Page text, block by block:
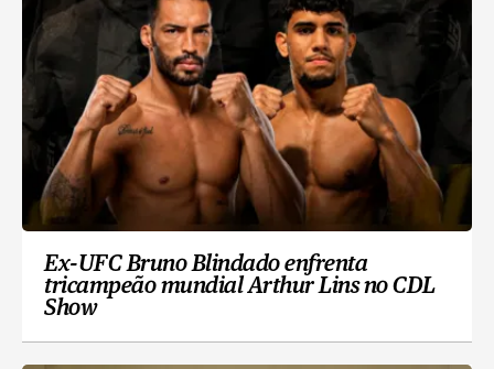
Ex-UFC Bruno Blindado enfrenta
tricampeão mundial Arthur Lins no CDL
Show